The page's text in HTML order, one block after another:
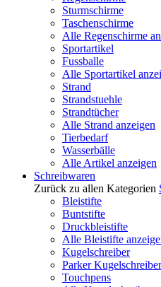
Sturmschirme
Taschenschirme
Alle Regenschirme
Sportartikel
Fussballe
Alle Sportartikel
Strand
Strandstuehle
Strandtücher
Alle Strand anzeigen
Tierbedarf
Wasserbälle
Alle Artikel anzeigen
Schreibwaren
Zurück zu allen Kategorien
Bleistifte
Buntstifte
Druckbleistifte
Alle Bleistifte
Kugelschreiber
Parker Kugelschreiber
Touchpens